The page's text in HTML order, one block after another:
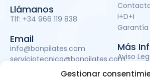
Gestionar
Llámanos
Tlf: +34 966 119 838
Email
info@bonpilates.com
serviciotecnico@bonpilates.com
I+D+I
Garantía
Más
Aviso
Política